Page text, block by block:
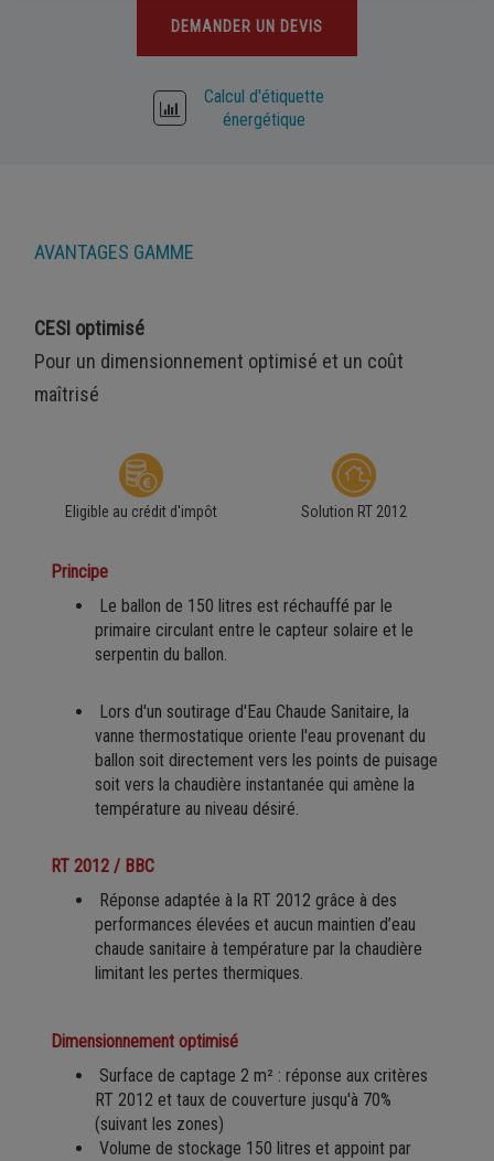
DEMANDER UN DEVIS
Calcul d'étiquette
énergétique
AVANTAGES GAMME
CESI optimisé
Pour un dimensionnement optimisé et un coût
maîtrisé
Eligible au crédit d'impôt Solution RT 2012
Principe
Le ballon de 150 litres est réchauffé par le
primaire circulant entre le capteur solaire et le
serpentin du ballon.
Lors d'un soutirage d'Eau Chaude Sanitaire, la
vanne thermostatique oriente l'eau provenant du
ballon soit directement vers les points de puisage
soit vers la chaudière instantanée qui amène la
température au niveau désiré.
RT 2012 / BBC
Réponse adaptée à la RT 2012 grâce à des
performances élevées et aucun maintien d’eau
chaude sanitaire à température par la chaudière
limitant les pertes thermiques.
Dimensionnement optimisé
Surface de captage 2 m² : réponse aux critères
RT 2012 et taux de couverture jusqu'à 70%
(suivant les zones)
Volume de stockage 150 litres et appoint par